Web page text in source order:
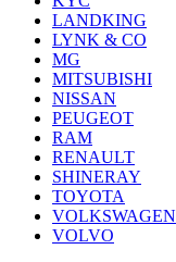
LANDKING
LYNK & CO
MG
MITSUBISHI
NISSAN
PEUGEOT
RAM
RENAULT
SHINERAY
TOYOTA
VOLKSWAGEN
VOLVO